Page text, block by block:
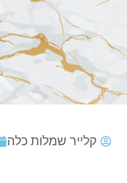
קלייר שמלות כלה